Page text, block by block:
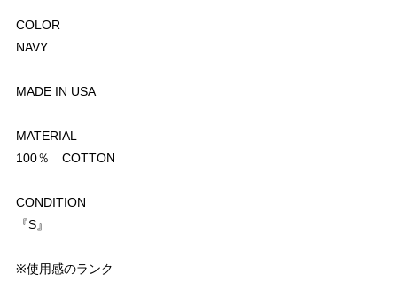
COLOR
NAVY
MADE IN USA
MATERIAL
100％ COTTON
CONDITION
『S』
※使用感のランク